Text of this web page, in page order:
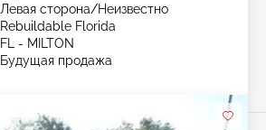
Левая сторона/Неизвестно
Rebuildable Florida
FL - MILTON
Будущая продажа